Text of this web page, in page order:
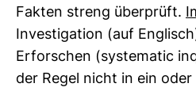
Fakten streng über­prüft.
Inves­ti­ga­tion (auf
Erfor­schen (sys­te­matic
der Regel nicht in ein